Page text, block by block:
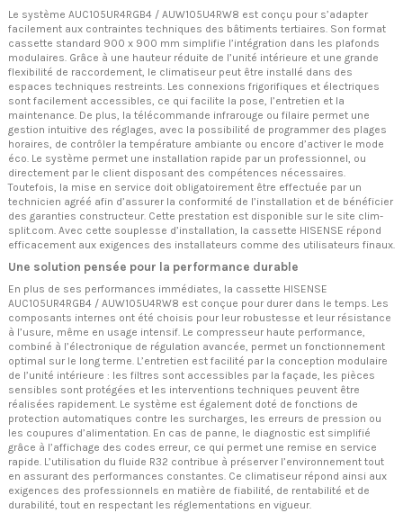
Le système AUC105UR4RGB4 / AUW105U4RW8 est conçu pour s’adapter
facilement aux contraintes techniques des bâtiments tertiaires. Son format
cassette standard 900 x 900 mm simplifie l’intégration dans les plafonds
modulaires. Grâce à une hauteur réduite de l’unité intérieure et une grande
flexibilité de raccordement, le climatiseur peut être installé dans des
espaces techniques restreints. Les connexions frigorifiques et électriques
sont facilement accessibles, ce qui facilite la pose, l’entretien et la
maintenance. De plus, la télécommande infrarouge ou filaire permet une
gestion intuitive des réglages, avec la possibilité de programmer des plages
horaires, de contrôler la température ambiante ou encore d’activer le mode
éco. Le système permet une installation rapide par un professionnel, ou
directement par le client disposant des compétences nécessaires.
Toutefois, la mise en service doit obligatoirement être effectuée par un
technicien agréé afin d’assurer la conformité de l’installation et de bénéficier
des garanties constructeur. Cette prestation est disponible sur le site clim-
split.com. Avec cette souplesse d’installation, la cassette HISENSE répond
efficacement aux exigences des installateurs comme des utilisateurs finaux.
Une solution pensée pour la performance durable
En plus de ses performances immédiates, la cassette HISENSE
AUC105UR4RGB4 / AUW105U4RW8 est conçue pour durer dans le temps. Les
composants internes ont été choisis pour leur robustesse et leur résistance
à l’usure, même en usage intensif. Le compresseur haute performance,
combiné à l’électronique de régulation avancée, permet un fonctionnement
optimal sur le long terme. L’entretien est facilité par la conception modulaire
de l’unité intérieure : les filtres sont accessibles par la façade, les pièces
sensibles sont protégées et les interventions techniques peuvent être
réalisées rapidement. Le système est également doté de fonctions de
protection automatiques contre les surcharges, les erreurs de pression ou
les coupures d’alimentation. En cas de panne, le diagnostic est simplifié
grâce à l’affichage des codes erreur, ce qui permet une remise en service
rapide. L’utilisation du fluide R32 contribue à préserver l’environnement tout
en assurant des performances constantes. Ce climatiseur répond ainsi aux
exigences des professionnels en matière de fiabilité, de rentabilité et de
durabilité, tout en respectant les réglementations en vigueur.